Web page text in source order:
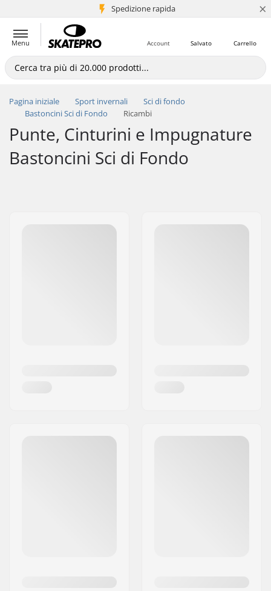
Spedizione rapida
+5 mln di clienti ×
Menu Carrello
Salvato
Account
Pagina iniziale Sport invernali
Sci di fondo
Bastoncini Sci di Fondo
Ricambi
Punte, Cinturini e Impugnature
Bastoncini Sci di Fondo